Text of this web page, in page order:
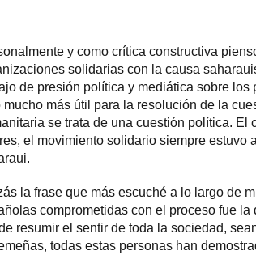
y como crítica constructiva
solidarias con la causa
de presión política y mediática sobre
mucho más útil para la resolución de la
se trata de una cuestión política. El
el movimiento solidario siempre estuvo
la frase que más escuché a lo largo de
comprometidas con el proceso fue la
resumir el sentir de toda la sociedad,
todas estas personas han